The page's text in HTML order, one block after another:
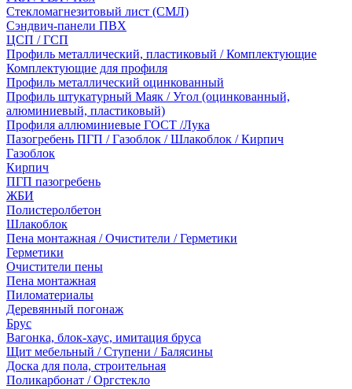
Стекломагнезитовый лист (СМЛ)
Сэндвич-панели ПВХ
ЦСП / ГСП
Профиль металлический, пластиковый / Комплектующие
Комплектующие для профиля
Профиль металлический оцинкованный
Профиль штукатурный Маяк / Угол (оцинкованный,
алюминиевый, пластиковый)
Профиля аллюминиевые ГОСТ /Лука
Пазогребень ПГП / Газоблок / Шлакоблок / Кирпич
Газоблок
Кирпич
ПГП пазогребень
ЖБИ
Полистеролбетон
Шлакоблок
Пена монтажная / Очистители / Герметики
Герметики
Очистители пены
Пена монтажная
Пиломатериалы
Деревянный погонаж
Брус
Вагонка, блок-хаус, имитация бруса
Щит мебельный / Ступени / Балясины
Доска для пола, строительная
Поликарбонат / Оргстекло